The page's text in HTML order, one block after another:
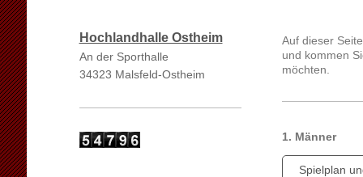
Auf dieser
und kommen
möchten.
1. Männer
Spielplan
Hochlandhalle Ostheim
An der Sporthalle
34323 Malsfeld-Ostheim